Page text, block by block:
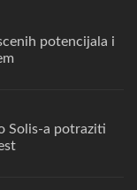
potencijala i
Solis-a potraziti